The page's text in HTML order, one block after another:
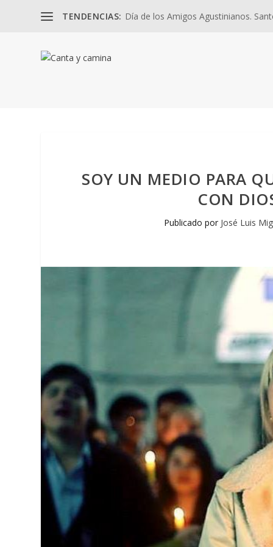
TENDENCIAS: Día de los Amigos Agustinianos.
SOY UN MEDIO PARA
CON
Publicado por José Luis